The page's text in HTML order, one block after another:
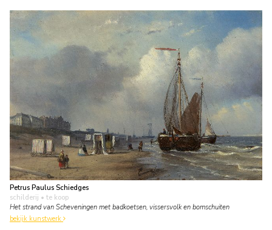
Petrus Paulus Schiedges
schilderij • te koop
Het strand van Scheveningen met badkoetsen, vissersvolk en bomschuiten
bekijk kunstwerk